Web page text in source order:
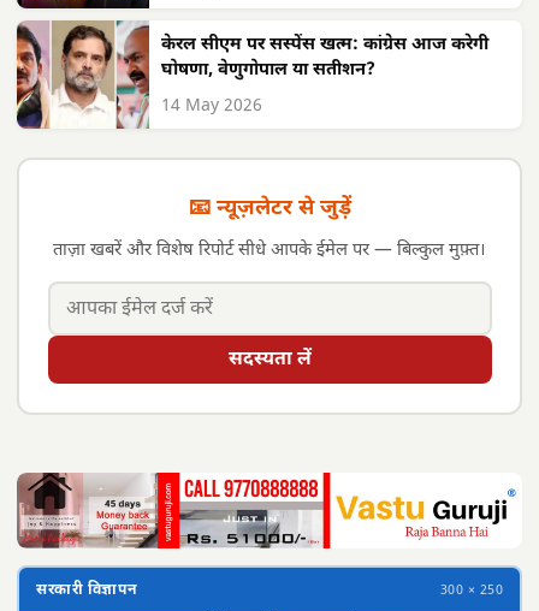
केरल सीएम पर सस्पेंस खत्म: कांग्रेस आज करेगी
घोषणा, वेणुगोपाल या सतीशन?
14 May 2026
📧 न्यूज़लेटर से जुड़ें
ताज़ा खबरें और विशेष रिपोर्ट सीधे आपके ईमेल पर — बिल्कुल मुफ़्त।
सदस्यता लें
सरकारी विज्ञापन 300 × 250